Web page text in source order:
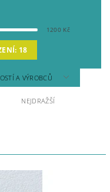
1200 Kč
18
A VÝROBCŮ
NEJDRAŽŠÍ